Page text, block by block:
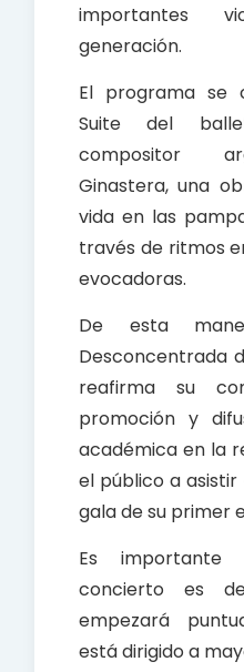
importantes
generación.
El programa se
Suite del
compositor
Ginastera, una
vida en las
través de ritmos
evocadoras.
De esta
Desconcentrada
reafirma su
promoción y
académica en la
el público a
gala de su primer
Es
concierto es
empezará
está dirigido a